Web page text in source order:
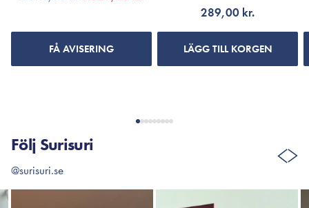
FÅ AVISERING
289,00 kr.
LÄGG TILL KORGEN
Följ Surisuri
@surisuri.se